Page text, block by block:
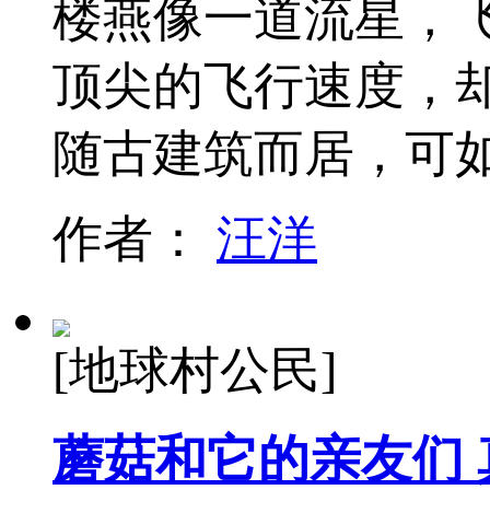
楼燕像一道流星，
顶尖的飞行速度，
随古建筑而居，可
作者： 汪洋
[地球村公民]
蘑菇和它的亲友们